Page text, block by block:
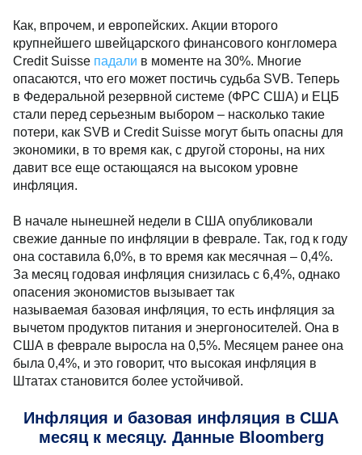
американских банков от падения.
Как, впрочем, и европейских. Акции второго
крупнейшего швейцарского финансового
конгломера Credit Suisse падалив моменте на 30%.
Многие опасаются, что его может постичь судьба
SVB. Теперь в Федеральной резервной системе (ФРС
США) и ЕЦБ стали перед серьезным выбором –
насколько такие потери, как SVB и Credit Suisse
могут быть опасны для экономики, в то время как, с
на высоком уровне инфляция.
В начале нынешней недели в США опубликовали
свежие данные по инфляции в феврале. Так, год к
году она составила 6,0%, в то время как месячная –
0,4%. За месяц годовая инфляция снизилась с 6,4%,
однако опасения экономистов вызывает так
называемая базовая инфляция, то есть инфляция за
вычетом продуктов питания и энергоносителей.
Она в США в феврале выросла на 0,5%. Месяцем
инфляция в Штатах становится более устойчивой.